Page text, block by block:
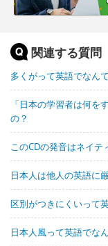
関連する質問
多くがって英語でなん
「日本の学習者は何を
の？
このCDの発音はネイテ
日本人は他人の英語に
区別がつきにくいって
日本人風って英語でな